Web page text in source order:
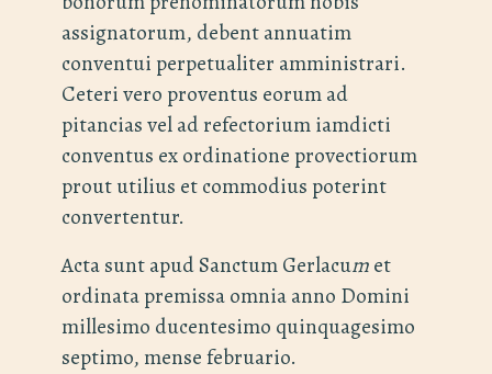
assignatorum, debent annuatim
conventui perpetualiter amministrari.
Ceteri vero proventus eorum ad
pitancias vel ad refectorium iamdicti
conventus ex ordinatione provectiorum
prout utilius et commodius poterint
convertentur.
Acta sunt apud Sanctum Gerlacumet
ordinata premissa omnia anno Domini
millesimo ducentesimo quinquagesimo
septimo, mense februario.